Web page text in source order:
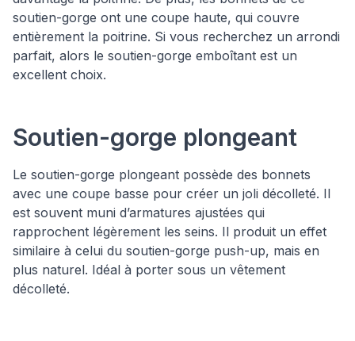
soutien-gorge ont une coupe haute, qui couvre
entièrement la poitrine. Si vous recherchez un arrondi
parfait, alors le soutien-gorge emboîtant est un
excellent choix.
Soutien-gorge plongeant
Le soutien-gorge plongeant possède des bonnets
avec une coupe basse pour créer un joli décolleté. Il
est souvent muni d’armatures ajustées qui
rapprochent légèrement les seins. Il produit un effet
similaire à celui du soutien-gorge push-up, mais en
plus naturel. Idéal à porter sous un vêtement
décolleté.